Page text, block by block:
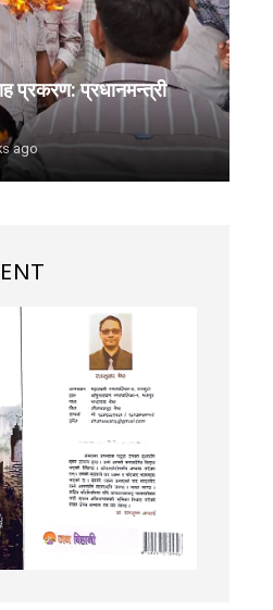
प्रकरण: प्रधानमन्त्री
ago